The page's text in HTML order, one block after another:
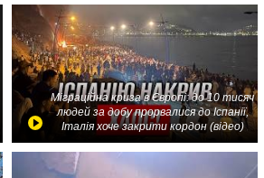
Міграційна криза в Європі: до 10 тисяч
людей за добу прорвалися до Іспанії,
Італія хоче закрити кордон (відео)